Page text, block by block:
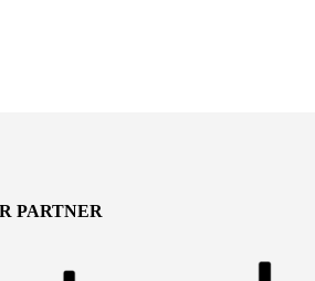
PARTNER